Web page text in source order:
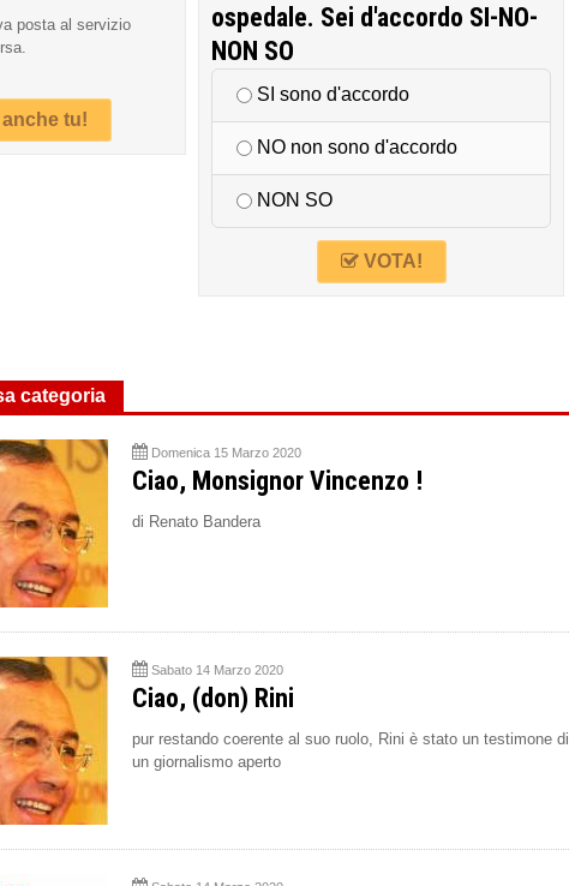
posta al servizio
tu!
ospedale. Sei d'accordo SI-NO-
NON SO
SI sono d'accordo
NO non sono d'accordo
NON SO
VOTA!
categoria
Domenica 15 Marzo 2020
Ciao, Monsignor Vincenzo !
di Renato Bandera
Sabato 14 Marzo 2020
Ciao, (don) Rini
pur restando coerente al suo ruolo, Rini è stato un testimone di
un giornalismo aperto